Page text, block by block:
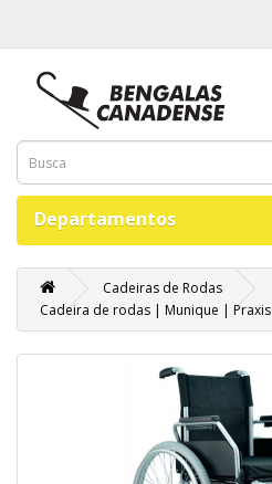
Departamentos
Cadeiras de Rodas
Cadeira de rodas | Munique | Praxis